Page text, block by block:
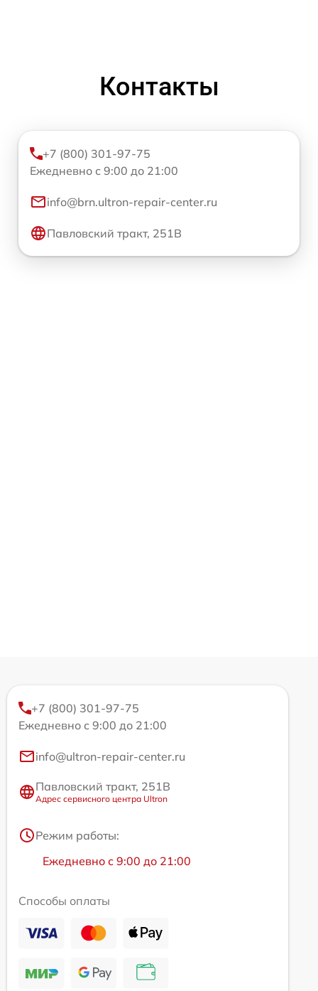
Контакты
+7 (800) 301-97-75
Ежедневно с 9:00 до 21:00
info@brn.ultron-repair-center.ru
Павловский тракт, 251В
+7 (800) 301-97-75
Ежедневно с 9:00 до 21:00
info@ultron-repair-center.ru
Павловский тракт, 251В
Адрес сервисного центра Ultron
Режим работы:
Ежедневно с 9:00 до 21:00
Способы оплаты